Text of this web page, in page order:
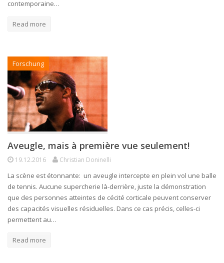
contemporaine…
Read more
Forschung
Aveugle, mais à première vue seulement!
19.12.2016 Christian Doninelli
La scène est étonnante: un aveugle intercepte en plein vol une balle
de tennis. Aucune supercherie là-derrière, juste la démonstration
que des personnes atteintes de cécité corticale peuvent conserver
des capacités visuelles résiduelles. Dans ce cas précis, celles-ci
permettent au…
Read more